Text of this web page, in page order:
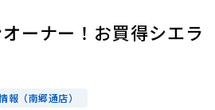
ーナー！お買得シエラ
報（南郷通店）